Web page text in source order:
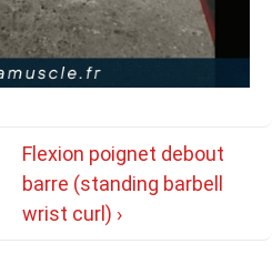
Next
Post
is
Flexion poignet debout
barre (standing barbell
wrist curl) ›